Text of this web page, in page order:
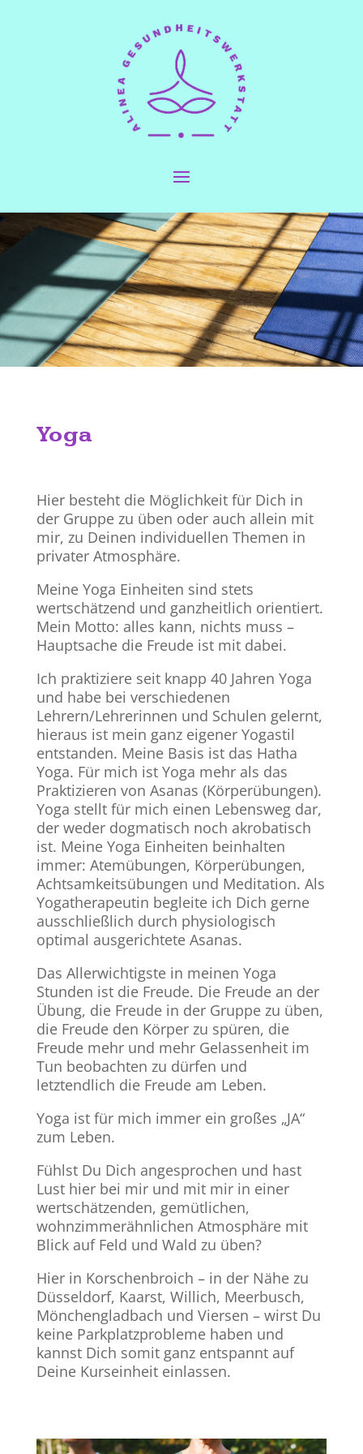
Yoga
Hier besteht die Möglichkeit für Dich in
der Gruppe zu üben oder auch allein mit
mir, zu Deinen individuellen Themen in
privater Atmosphäre.
Meine Yoga Einheiten sind stets
wertschätzend und ganzheitlich orientiert.
Mein Motto: alles kann, nichts muss –
Hauptsache die Freude ist mit dabei.
Ich praktiziere seit knapp 40 Jahren Yoga
und habe bei verschiedenen
Lehrern/Lehrerinnen und Schulen gelernt,
hieraus ist mein ganz eigener Yogastil
entstanden. Meine Basis ist das Hatha
Yoga. Für mich ist Yoga mehr als das
Praktizieren von Asanas (Körperübungen).
Yoga stellt für mich einen Lebensweg dar,
der weder dogmatisch noch akrobatisch
ist. Meine Yoga Einheiten beinhalten
immer: Atemübungen, Körperübungen,
Achtsamkeitsübungen und Meditation. Als
Yogatherapeutin begleite ich Dich gerne
ausschließlich durch physiologisch
optimal ausgerichtete Asanas.
Das Allerwichtigste in meinen Yoga
Stunden ist die Freude. Die Freude an der
Übung, die Freude in der Gruppe zu üben,
die Freude den Körper zu spüren, die
Freude mehr und mehr Gelassenheit im
Tun beobachten zu dürfen und
letztendlich die Freude am Leben.
Yoga ist für mich immer ein großes „JA“
zum Leben.
Fühlst Du Dich angesprochen und hast
Lust hier bei mir und mit mir in einer
wertschätzenden, gemütlichen,
wohnzimmerähnlichen Atmosphäre mit
Blick auf Feld und Wald zu üben?
Hier in Korschenbroich – in der Nähe zu
Düsseldorf, Kaarst, Willich, Meerbusch,
Mönchengladbach und Viersen – wirst Du
keine Parkplatzprobleme haben und
kannst Dich somit ganz entspannt auf
Deine Kurseinheit einlassen.